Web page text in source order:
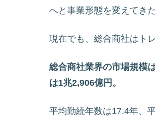
へと事業形態を変えてき
現在でも、総合商社はト
総合商社業界の市場規模
は1兆2,906億円。
平均勤続年数は17.4年、